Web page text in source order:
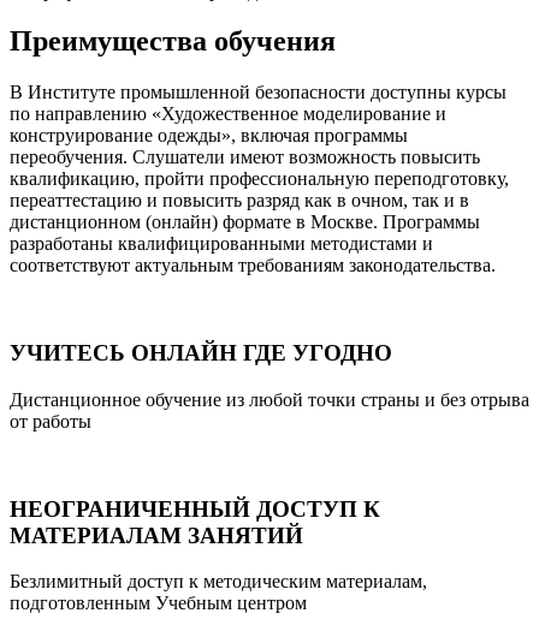
Преимущества обучения
В Институте промышленной безопасности доступны курсы
по направлению «Художественное моделирование и
конструирование одежды», включая программы
переобучения. Слушатели имеют возможность повысить
квалификацию, пройти профессиональную переподготовку,
переаттестацию и повысить разряд как в очном, так и в
дистанционном (онлайн) формате в Москве. Программы
разработаны квалифицированными методистами и
соответствуют актуальным требованиям законодательства.
УЧИТЕСЬ ОНЛАЙН ГДЕ УГОДНО
Дистанционное обучение из любой точки страны и без отрыва
от работы
НЕОГРАНИЧЕННЫЙ ДОСТУП К
МАТЕРИАЛАМ ЗАНЯТИЙ
Безлимитный доступ к методическим материалам,
подготовленным Учебным центром